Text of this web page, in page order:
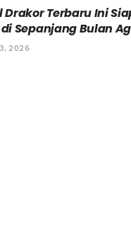
Drakor Terbaru Ini
Sepanjang Bulan
2026